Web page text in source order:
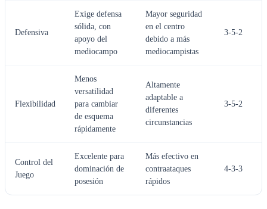
Defensiva
Exige defensa
sólida, con
apoyo del
mediocampo
Mayor seguridad
en el centro
debido a más
mediocampistas
3-5-2
Flexibilidad
Menos
versatilidad
para cambiar
de esquema
rápidamente
Altamente
adaptable a
diferentes
circunstancias
3-5-2
Control del
Juego
Excelente para
dominación de
posesión
Más efectivo en
contraataques
rápidos
4-3-3